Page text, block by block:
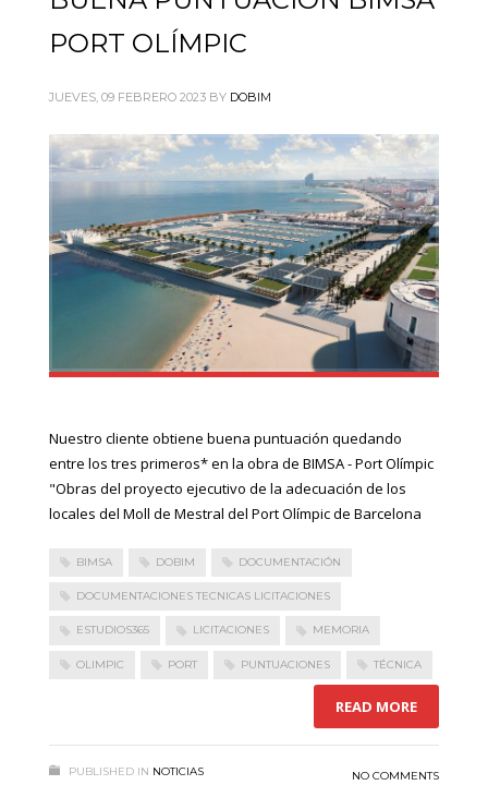
PORT OLÍMPIC
JUEVES, 09 FEBRERO 2023 BY DOBIM
Nuestro cliente obtiene buena puntuación quedando
entre los tres primeros* en la obra de BIMSA - Port Olímpic
"Obras del proyecto ejecutivo de la adecuación de los
locales del Moll de Mestral del Port Olímpic de Barcelona
BIMSA DOBIM DOCUMENTACIÓN
DOCUMENTACIONES TECNICAS LICITACIONES
ESTUDIOS365 LICITACIONES MEMORIA
OLIMPIC PORT PUNTUACIONES TÉCNICA
READ MORE
PUBLISHED IN NOTICIAS NO COMMENTS